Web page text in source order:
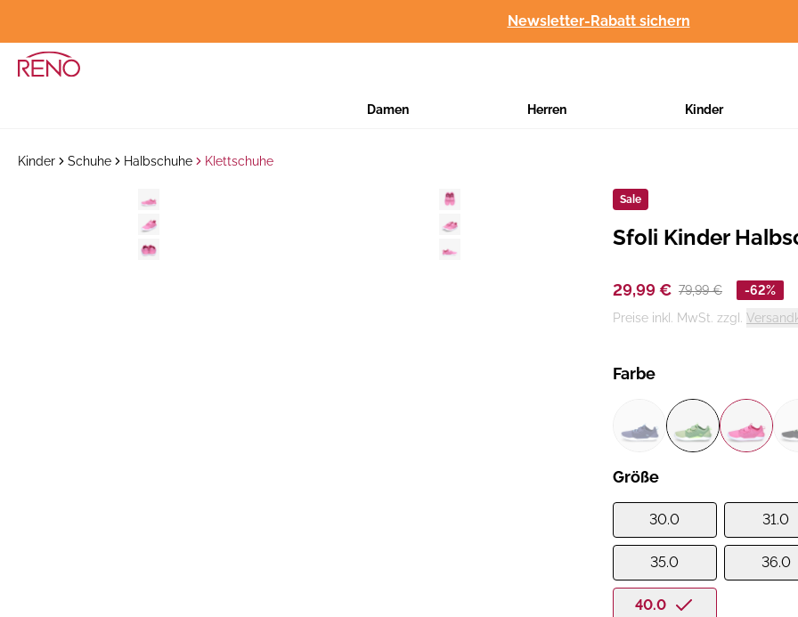
Newsletter-Rabatt sichern
Damen Herren Kinder
Kinder Schuhe Halbschuhe Klettschuhe
Sale
Hersteller:
Sfoli Kinder
29,99 € 79,99 €
-62%
Preise inkl. MwSt. zzgl.
Farbe
Größe
30.0 31.0
35.0 36.0
40.0